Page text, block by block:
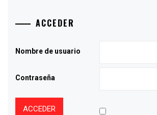
ACCEDER
Nombre de usuario
Contraseña